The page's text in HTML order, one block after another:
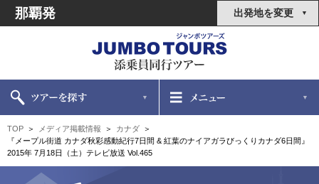
那覇発 出発地を変更
TOP メディア掲載情報
カナダ
『メープル街道 カナダ秋彩感動紀行7日間 & 紅葉のナイアガラびっくりカナダ6日間』
2015年 7月18日（土）テレビ放送 Vol.465